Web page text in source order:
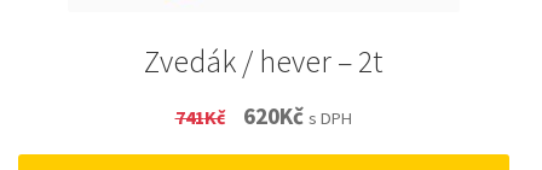
Zvedák / hever – 2t
741Kč
Original
price
620KčCurrent
price
s DPH